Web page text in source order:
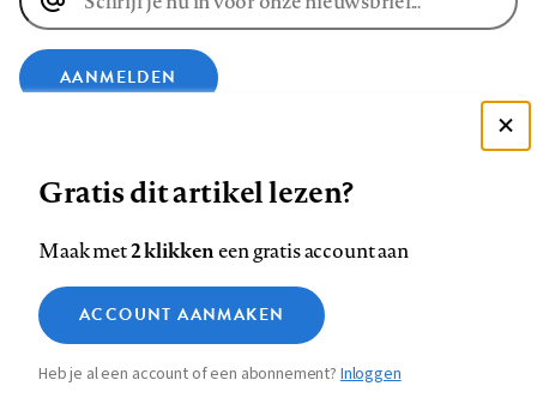
E-
mailadres
AANMELDEN
op
Facebook
op
LinkedIn
op
Bluesky
ons
op
InstagramYouTube
Footer
Contact Colofon Disclaimer Privacy
Medische vragen verdienen
betrouwbare antwoorden
Gratis dit artikel lezen?
Maak met2 klikkeneen gratis account aan
ACCOUNT AANMAKEN
Heb je al een account of een abonnement?Inloggen
Zie onze cookie policy
Analytische cookies
Marketing cookies